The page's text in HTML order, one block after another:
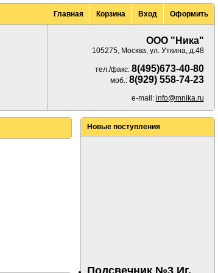
Оформить
Вход
Корзина
Главная
ООО "Ника"
105275, Москва, ул. Уткина, д.48
тел./факс: 8(495)673-40-80
моб.: 8(929) 558-74-23
e-mail: info@mnika.ru
Новые поступления
Подсвечник №3 Иг.